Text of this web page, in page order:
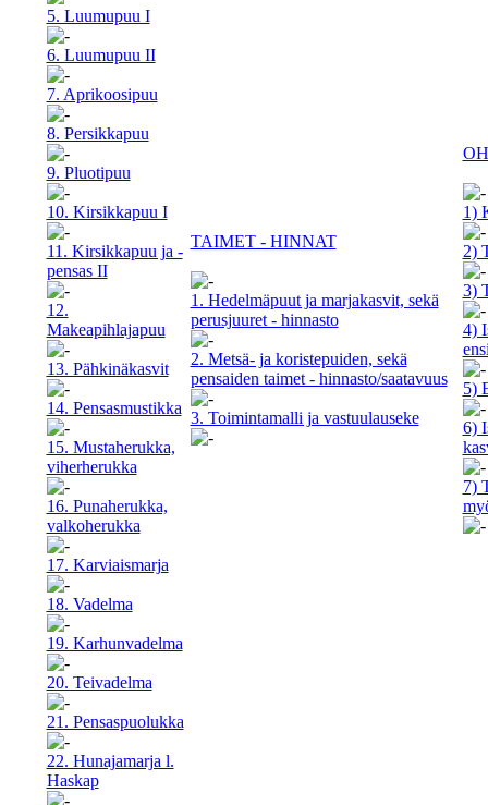
5. Luumupuu I
6. Luumupuu II
7. Aprikoosipuu
8. Persikkapuu
9. Pluotipuu
10. Kirsikkapuu I
11. Kirsikkapuu ja -
pensas II
12.
Makeapihlajapuu
13. Pähkinäkasvit
14. Pensasmustikka
15. Mustaherukka,
viherherukka
16. Punaherukka,
valkoherukka
17. Karviaismarja
18. Vadelma
19. Karhunvadelma
20. Teivadelma
21. Pensaspuolukka
22. Hunajamarja l.
Haskap
TAIMET - HINNAT
1. Hedelmäpuut ja marjakasvit, sekä
perusjuuret - hinnasto
2. Metsä- ja koristepuiden, sekä
pensaiden taimet - hinnasto/saatavuus
3. Toimintamalli ja vastuulauseke
1)
2)
3)
4)
5)
6)
7)